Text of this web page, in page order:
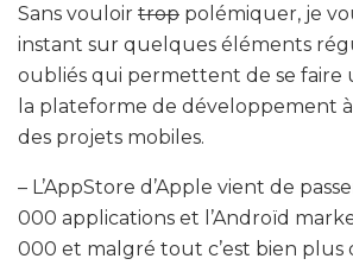
Sans vouloir trop polémiquer, je
instant sur quelques éléments
oubliés qui permettent de se faire
la plateforme de développement
des projets mobiles.
– L’AppStore d’Apple vient de
000 applications et l’Androïd
000 et malgré tout c’est bien plus